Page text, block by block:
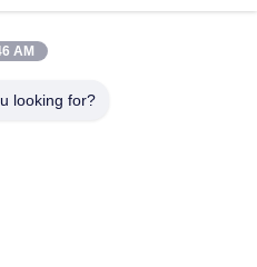
Σκληραίνοντας
AM
looking for?